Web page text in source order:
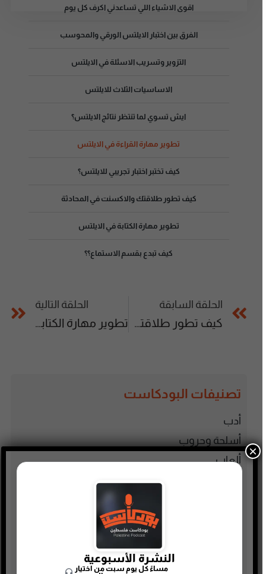
اقوى الاشياء اللي تساعدني اكرف كل يوم
الفرق بين اختبار الايلتس الورقي والمحوسب
التزوير وتسريب الاسئلة في الايلتس
الاساسيات الثلاث للايلتس
ايش تسوي لما تنتظر نتائج الايلتس؟
تطوير مهارة القراءة في الايلتس
كيف تختبر اختبار تجريبي للايلتس؟
كيف تطور طلاقتك والاكسنت في المحادثة
تطوير مهارة الكتابة في الايلتس
كيف تبدع بقسم الاستماع؟؟
الحلقة السابقة
كيف تطور طلاقتك والاكسنت في المحادثة
الحلقة التالية
تطوير مهارة الكتابة في الايلتس
تصنيفات البودكاست
أدب
أسلحة وحروب
ألعاب
الذاكرة الشعبية الفلسطينية
النشرة الأسبوعية
مساءً كل يوم سبت من اختيار
×